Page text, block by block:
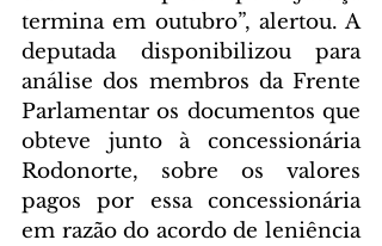
termina em outubro”, alertou. A
deputada disponibilizou para
análise dos membros da Frente
Parlamentar os documentos que
obteve junto à concessionária
Rodonorte, sobre os valores
pagos por essa concessionária
em razão do acordo de leniência